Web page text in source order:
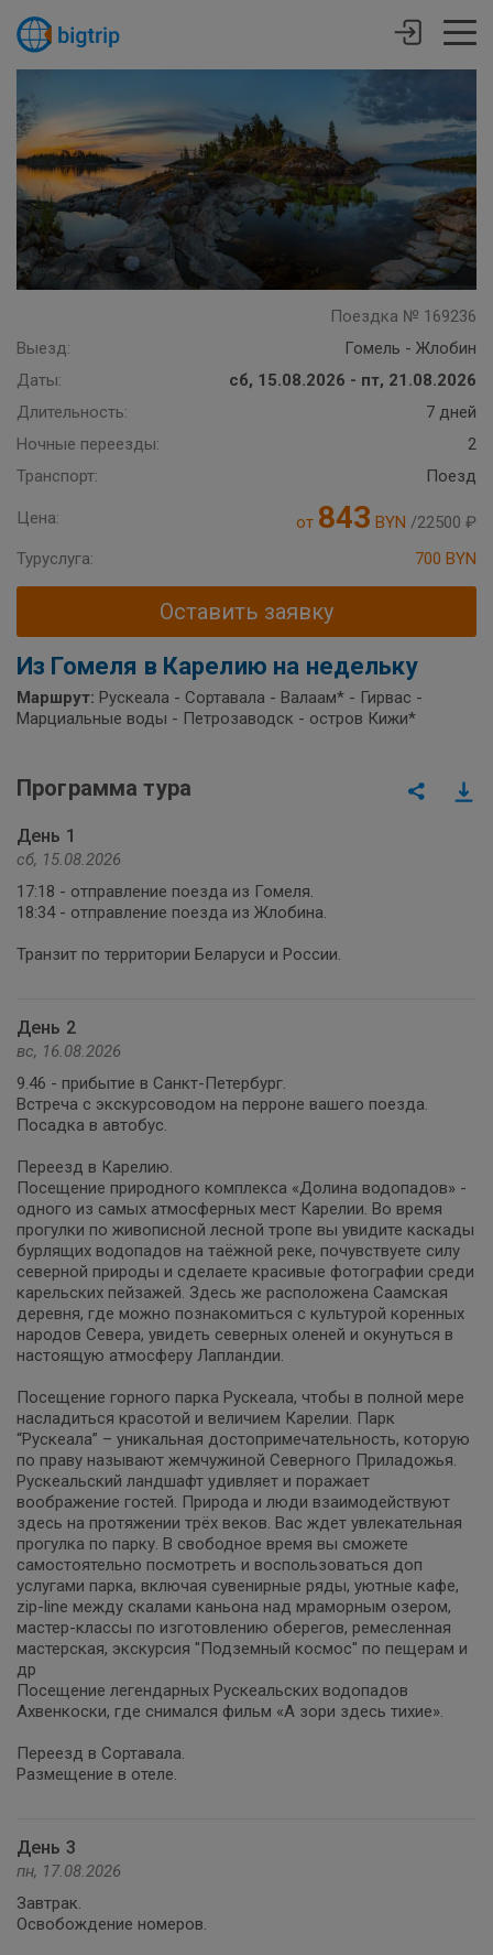
Поездка № 169236
Выезд:
Гомель - Жлобин
Даты:
сб, 15.08.2026 - пт, 21.08.2026
Длительность:
7 дней
Ночные переезды:
2
Транспорт:
Поезд
Цена: от 843 BYN /22500 ₽
Туруслуга:
700 BYN
Оставить заявку
Из Гомеля в Карелию на недельку
Маршрут: Рускеала - Сортавала - Валаам* - Гирвас -
Марциальные воды - Петрозаводск - остров Кижи*
Программа тура
День 1
сб, 15.08.2026
17:18 - отправление поезда из Гомеля.
18:34 - отправление поезда из Жлобина.
День 2
вс, 16.08.2026
9.46 - прибытие в Санкт-Петербург.
Встреча с экскурсоводом на перроне вашего поезда.
Посадка в автобус.
Переезд в Карелию.
Посещение природного комплекса «Долина водопадов» -
одного из самых атмосферных мест Карелии. Во время
прогулки по живописной лесной тропе вы увидите каскады
бурлящих водопадов на таёжной реке, почувствуете силу
северной природы и сделаете красивые фотографии среди
карельских пейзажей. Здесь же расположена Саамская
деревня, где можно познакомиться с культурой коренных
народов Севера, увидеть северных оленей и окунуться в
настоящую атмосферу Лапландии.
Посещение горного парка Рускеала, чтобы в полной мере
насладиться красотой и величием Карелии. Парк
“Рускеала” – уникальная достопримечательность, которую
по праву называют жемчужиной Северного Приладожья.
Рускеальский ландшафт удивляет и поражает
воображение гостей. Природа и люди взаимодействуют
здесь на протяжении трёх веков. Вас ждет увлекательная
прогулка по парку. В свободное время вы сможете
самостоятельно посмотреть и воспользоваться доп
услугами парка, включая сувенирные ряды, уютные кафе,
zip-line между скалами каньона над мраморным озером,
мастер-классы по изготовлению оберегов, ремесленная
мастерская, экскурсия "Подземный космос" по пещерам и
др
Посещение легендарных Рускеальских водопадов
Ахвенкоски, где снимался фильм «А зори здесь тихие».
Переезд в Сортавала.
Размещение в отеле.
День 3
пн, 17.08.2026
Завтрак.
Освобождение номеров.